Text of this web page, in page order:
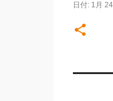
日付: 1月